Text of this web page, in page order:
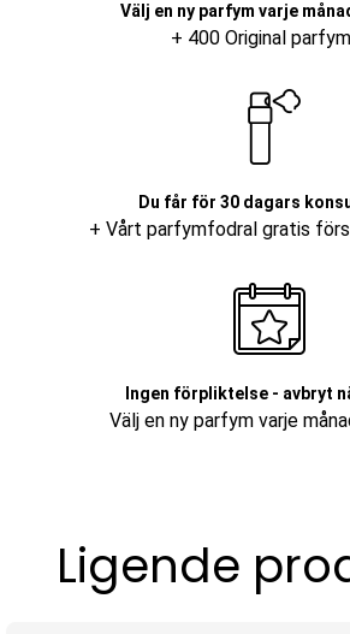
Välj en ny parfym varje
+ 400 Original
Du får för 30 dagars
+ Vårt parfymfodral gratis
Ingen förpliktelse - avbryt
Välj en ny parfym varje
Ligende